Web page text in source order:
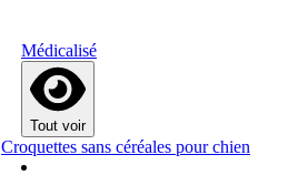
Médicalisé
Tout voir
Croquettes sans céréales pour chien